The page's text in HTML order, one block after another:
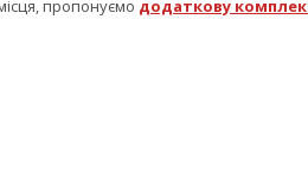
пропонуємо додаткову